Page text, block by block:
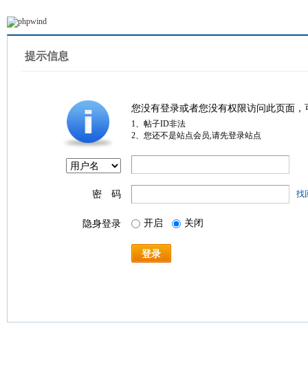
提示信息
您没有登录或者您没有权限访问此页面
1、帖子ID非法
2、您还不是站点会员,请先登录站点
密 码 找
隐身登录 开启 关闭
登录